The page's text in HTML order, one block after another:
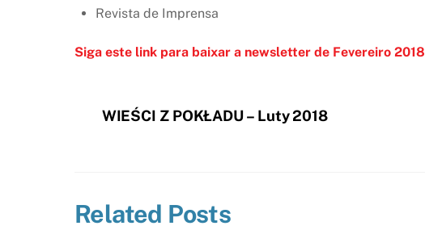
Revista de Imprensa
Siga este link para baixar a newsletter de Fevereiro 2018
WIEŚCI Z POKŁADU – Luty 2018
Related Posts